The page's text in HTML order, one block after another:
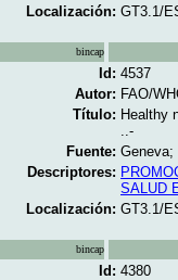
Localización: GT3.1/
bincap
Id: 4537
Autor: FAO/
Título: Healthy
..-
Fuente: Geneva;
Descriptores:
SALUD
Localización: GT3.1/
bincap
Id: 4380